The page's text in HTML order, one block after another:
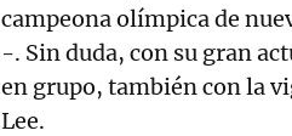
campeona olímpica de
-. Sin duda, con su gran
en grupo, también con la
Lee.